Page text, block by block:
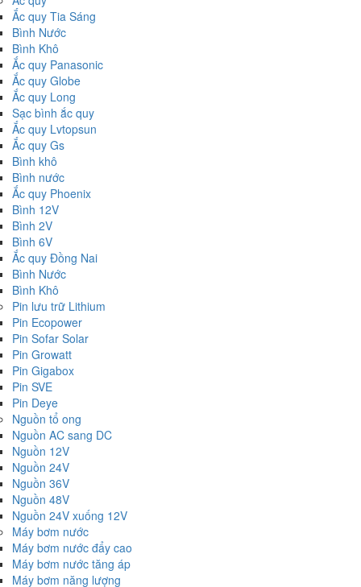
Ắc quy Tia Sáng
Bình Nước
Bình Khô
Ắc quy Panasonic
Ắc quy Globe
Ắc quy Long
Sạc bình ắc quy
Ắc quy Lvtopsun
Ắc quy Gs
Bình khô
Bình nước
Ắc quy Phoenix
Bình 12V
Bình 2V
Bình 6V
Ắc quy Đồng Nai
Bình Nước
Bình Khô
Pin lưu trữ Lithium
Pin Ecopower
Pin Sofar Solar
Pin Growatt
Pin Gigabox
Pin SVE
Pin Deye
Nguồn tổ ong
Nguồn AC sang DC
Nguồn 12V
Nguồn 24V
Nguồn 36V
Nguồn 48V
Nguồn 24V xuống 12V
Máy bơm nước
Máy bơm nước đẩy cao
Máy bơm nước tăng áp
Máy bơm năng lượng